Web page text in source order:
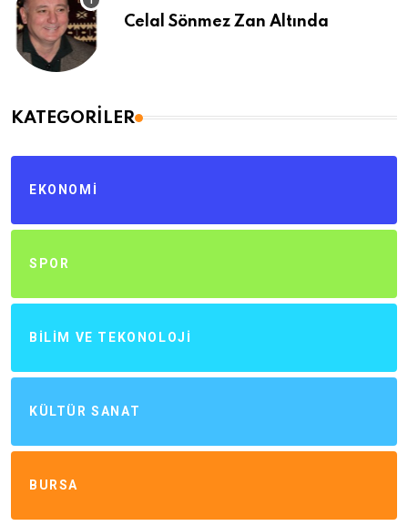
Celal Sönmez Zan Altında
KATEGORILER
EKONOMI
SPOR
BILIM VE TEKONOLOJI
KÜLTÜR SANAT
BURSA